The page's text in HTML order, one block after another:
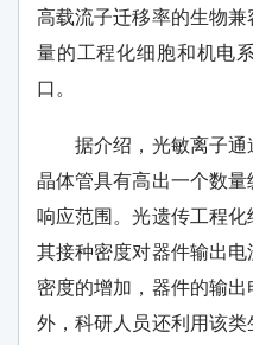
高载流子迁移率的生物兼
量的工程化细胞和机电
口。
据介绍，光敏离子
晶体管具有高出一个数
响应范围。光遗传工程化
其接种密度对器件输出
密度的增加，器件的输出
外，科研人员还利用该类